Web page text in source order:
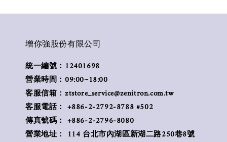
增你強股份有限公司
統一編號：12401698
營業時間：09:00~18:00
客服信箱：ztstore_service@zenitron.com.tw
客服電話： +886-2-2792-8788 #502
傳真號碼： +886-2-2796-8080
營業地址： 114 台北市內湖區新湖二路250巷8號